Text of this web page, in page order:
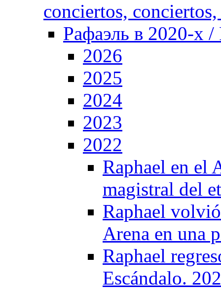
conciertos,
Рафаэль в 2020-х /
2026
2025
2024
2023
2022
Raphael en el
magistral del
Raphael
Arena en una
Raphael
Escándalo.